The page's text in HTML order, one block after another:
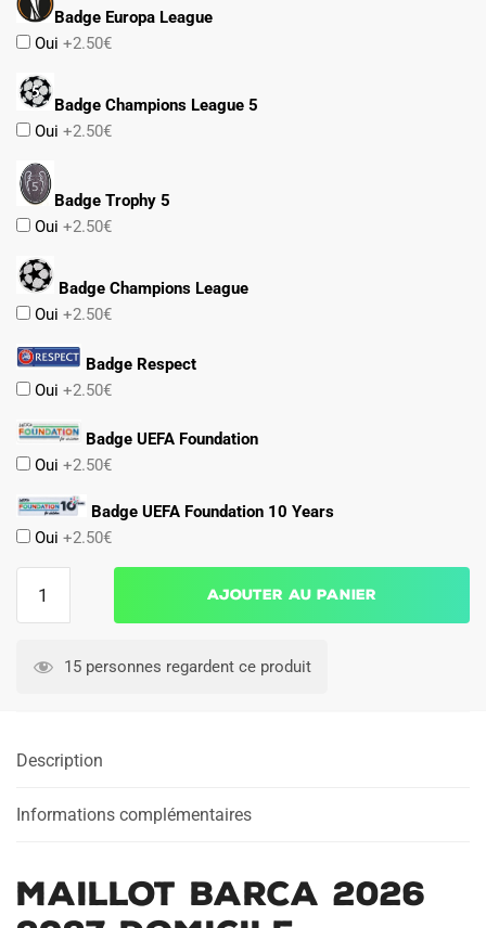
Badge Europa League
Oui +2.50€
Badge Champions League 5
Oui +2.50€
Badge Trophy 5
Oui +2.50€
Badge Champions League
Oui +2.50€
Badge Respect
Oui +2.50€
Badge UEFA Foundation
Oui +2.50€
Badge UEFA Foundation 10 Years
Oui +2.50€
Barca
Ajouter au panier
15 personnes regardent ce produit
Description
Informations complémentaires
Maillot Barca 2026